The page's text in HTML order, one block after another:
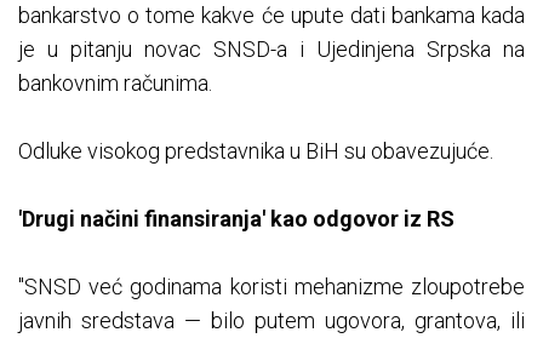
bankarstvo o tome kakve će upute dati bankama kada
je u pitanju novac SNSD-a i Ujedinjena Srpska na
bankovnim računima.
Odluke visokog predstavnika u BiH su obavezujuće.
'Drugi načini finansiranja' kao odgovor iz RS
"SNSD već godinama koristi mehanizme zloupotrebe
javnih sredstava — bilo putem ugovora, grantova, ili